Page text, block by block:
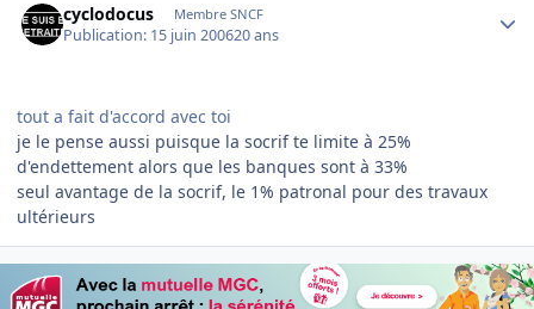
cyclodocus Membre SNCF
Publication: 15 juin 200620 ans
tout a fait d'accord avec toi
je le pense aussi puisque la socrif te limite à 25%
d'endettement alors que les banques sont à 33%
seul avantage de la socrif, le 1% patronal pour des travaux
ultérieurs